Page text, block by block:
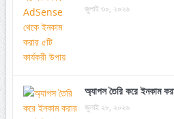
জুলাই ৩০, ২০২৬
অ্যাপস তৈরি করে ইনকাম
জুলাই ২৮, ২০২৬